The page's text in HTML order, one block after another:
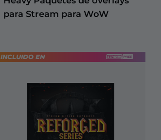
para Stream para WoW
INCLUIDO EN